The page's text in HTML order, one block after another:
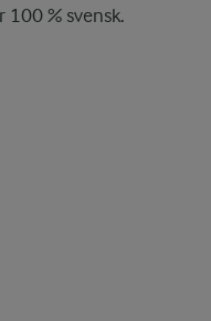
100 % svensk.